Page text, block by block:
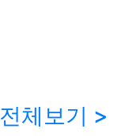
전체보기 >